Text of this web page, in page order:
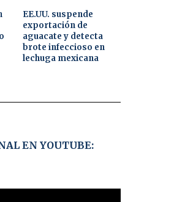
EE.UU. suspende
exportación de
aguacate y detecta
brote infeccioso en
lechuga mexicana
EN YOUTUBE: